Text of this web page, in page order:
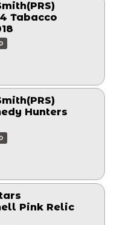
Tabacco
Hunters
Pink Relic